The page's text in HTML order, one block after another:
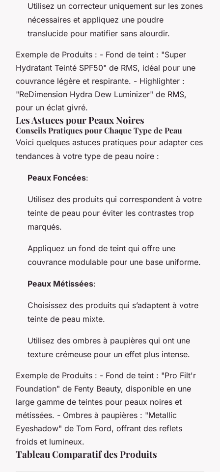
Utilisez un correcteur uniquement sur les zones
nécessaires et appliquez une poudre
translucide pour matifier sans alourdir.
Exemple de Produits : - Fond de teint : "Super
Hydratant Teinté SPF50" de RMS, idéal pour une
couvrance légère et respirante. - Highlighter :
"ReDimension Hydra Dew Luminizer" de RMS,
pour un éclat givré.
Les Astuces pour Peaux Noires
Conseils Pratiques pour Chaque Type de Peau
Voici quelques astuces pratiques pour adapter ces
tendances à votre type de peau noire :
Peaux Foncées:
Utilisez des produits qui correspondent à votre
teinte de peau pour éviter les contrastes trop
marqués.
Appliquez un fond de teint qui offre une
couvrance modulable pour une base uniforme.
Peaux Métissées:
Choisissez des produits qui s’adaptent à votre
teinte de peau mixte.
Utilisez des ombres à paupières qui ont une
texture crémeuse pour un effet plus intense.
Exemple de Produits : - Fond de teint : "Pro Filt'r
Foundation" de Fenty Beauty, disponible en une
large gamme de teintes pour peaux noires et
métissées. - Ombres à paupières : "Metallic
Eyeshadow" de Tom Ford, offrant des reflets
froids et lumineux.
Tableau Comparatif des Produits